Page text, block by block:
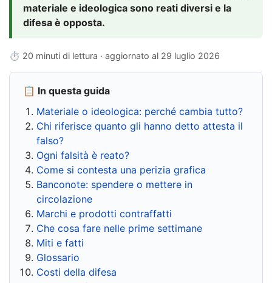
materiale e ideologica sono reati diversi e la
difesa è opposta.
⏱ 20 minuti di lettura · aggiornato al 29 luglio 2026
📋 In questa guida
Materiale o ideologica: perché cambia tutto?
Chi riferisce quanto gli hanno detto attesta il
falso?
Ogni falsità è reato?
Come si contesta una perizia grafica
Banconote: spendere o mettere in
circolazione
Marchi e prodotti contraffatti
Che cosa fare nelle prime settimane
Miti e fatti
Glossario
Costi della difesa